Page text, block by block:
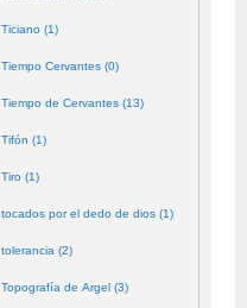
Ticiano (1)
Tiempo Cervantes (0)
Tiempo de Cervantes (13)
Tifón (1)
Tiro (1)
tocados por el dedo de dios (1)
tolerancia (2)
Topografía de Argel (3)